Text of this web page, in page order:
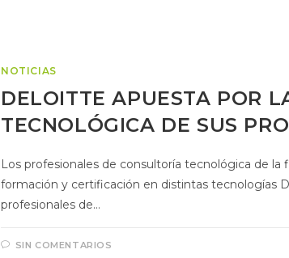
NOTICIAS
DELOITTE APUESTA POR
TECNOLÓGICA DE SUS
Los profesionales de consultoría tecnológica de la
formación y certificación en distintas tecnologías
profesionales de…
SIN COMENTARIOS